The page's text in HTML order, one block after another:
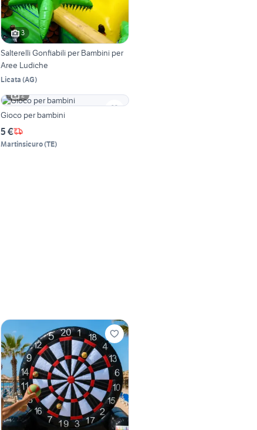
3
Salterelli Gonfiabili per Bambini per
Aree Ludiche
Licata (AG)
2
Gioco per bambini
5 €
Martinsicuro(TE)